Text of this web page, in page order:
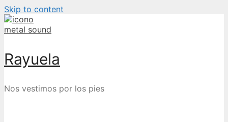
Skip to content
Rayuela
Nos vestimos por los pies